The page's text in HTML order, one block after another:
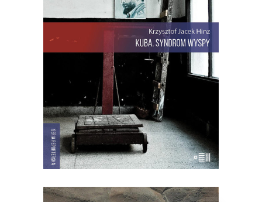
E-BOOK DO KOSZYKA
walczące o podpaski i Kubańczycy,
którzy obrażają rewolucję szortami i
sandałami. Jest tu dawna świetność
Hawany, są prosięta hodowane w
wannach i jest krowa – bohaterka
rewolucji.
44.00 zł 22.00zł